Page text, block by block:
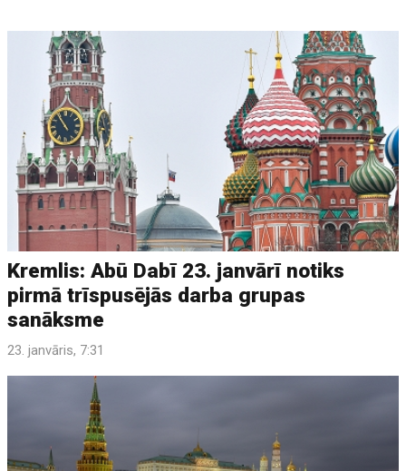
Kremlis: Abū Dabī 23. janvārī notiks
pirmā trīspusējās darba grupas
sanāksme
23. janvāris, 7:31